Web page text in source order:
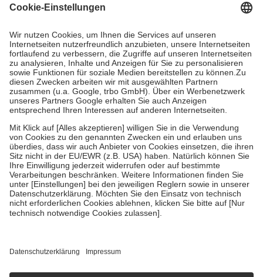
Grundsätzlich leisten Mitglieder Zuzahlungen in Höhe von zehn
höchstens zehn Euro.
Es sind jedoch nie mehr als die tatsächlichen
Kosten der Leistung zu entrichten.
Diese Regeln gelten grundsätzlich auch für Online-Apotheken.
Bei Heilmitteln und häuslicher Krankenpflege beträgt die
Zuzahlung zehn Prozent der Kosten sowie zehn Euro je
Verordnung.
Um das Engagement der Versicherten für ihre eigene Gesundheit zu
stärken und die besondere Stellung der Familie zu unterstützen,
fallenkeine Zuzahlungenan bei:
• Kindern und Jugendlichen bis zum vollendeten 18. Lebensjahr
mit Ausnahme der Fahrkosten
• Untersuchungen zur Vorsorge und Früherkennung, die von der
GKV getragen werden
• empfohlenen Schutzimpfungen
• Harn- und Blutteststreifen
getroffen, um sicherzustellen, dass es sich um echte Bewertungen
https://help.etrusted.com/hc/de/articles/4419944605341